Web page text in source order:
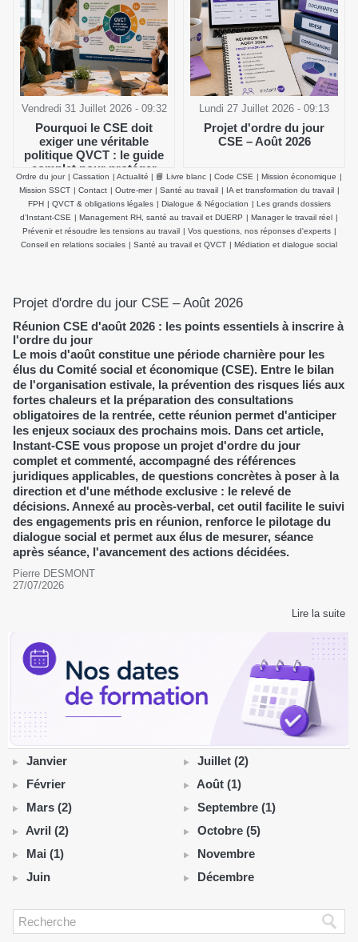
Vendredi 31 Juillet 2026 - 09:32
Pourquoi le CSE doit
exiger une véritable
politique QVCT : le guide
complet pour protéger
durablement la santé
physique et mentale des
salariés
Lundi 27 Juillet 2026 - 09:13
Projet d'ordre du jour
CSE – Août 2026
Ordre du jour | Cassation | Actualité | 📘 Livre blanc | Code CSE | Mission économique |
Mission SSCT | Contact | Outre-mer | Santé au travail | IA et transformation du travail |
FPH | QVCT & obligations légales | Dialogue & Négociation | Les grands dossiers
d’Instant-CSE | Management RH, santé au travail et DUERP | Manager le travail réel |
Prévenir et résoudre les tensions au travail | Vos questions, nos réponses d'experts |
Conseil en relations sociales | Santé au travail et QVCT | Médiation et dialogue social
Projet d'ordre du jour CSE – Août 2026
Réunion CSE d'août 2026 : les points essentiels à inscrire à
l'ordre du jour
Le mois d'août constitue une période charnière pour les
élus du Comité social et économique (CSE). Entre le bilan
de l'organisation estivale, la prévention des risques liés aux
fortes chaleurs et la préparation des consultations
obligatoires de la rentrée, cette réunion permet d'anticiper
les enjeux sociaux des prochains mois. Dans cet article,
Instant-CSE vous propose un projet d'ordre du jour
complet et commenté, accompagné des références
juridiques applicables, de questions concrètes à poser à la
direction et d'une méthode exclusive : le relevé de
décisions. Annexé au procès-verbal, cet outil facilite le suivi
des engagements pris en réunion, renforce le pilotage du
dialogue social et permet aux élus de mesurer, séance
après séance, l'avancement des actions décidées.
Pierre DESMONT
27/07/2026
Lire la suite
Janvier
Février
Mars (2)
Avril (2)
Mai (1)
Juin
Juillet (2)
Août (1)
Septembre (1)
Octobre (5)
Novembre
Décembre